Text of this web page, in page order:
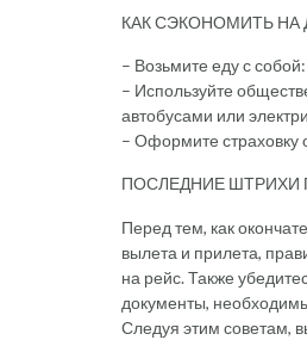
КАК СЭКОНОМИТЬ
– Возьмите еду с
– Используйте
автобусами или
– Оформите страховку
ПОСЛЕДНИЕ ШТРИХИ
Перед тем, как
вылета и прилета,
на рейс. Также
документы,
Следуя этим советам,